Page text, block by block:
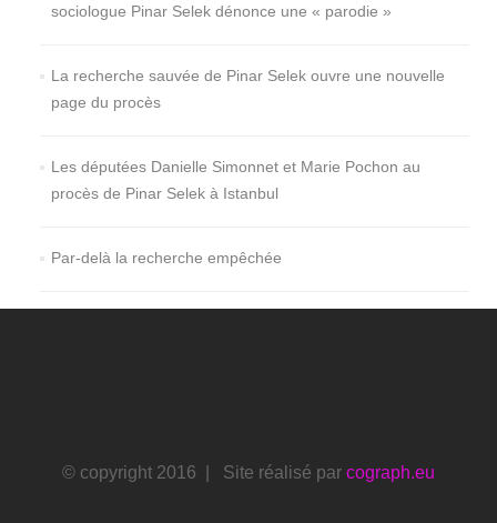
sociologue Pinar Selek dénonce une « parodie »
La recherche sauvée de Pinar Selek ouvre une nouvelle
page du procès
Les députées Danielle Simonnet et Marie Pochon au
procès de Pinar Selek à Istanbul
Par-delà la recherche empêchée
© copyright 2016 | Site réalisé par cograph.eu